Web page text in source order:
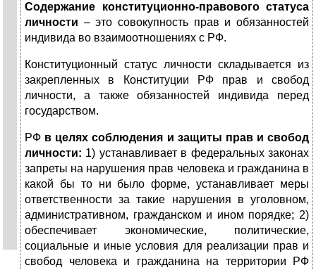
Содержание конституционно-правового статуса
личности – это совокупность прав и обязанностей
индивида во взаимоотношениях с РФ.
Конституционный статус личности складывается из
закрепленных в Конституции РФ прав и свобод
личности, а также обязанностей индивида перед
государством.
РФ в целях соблюдения и защиты прав и свобод
личности: 1) устанавливает в федеральных законах
запреты на нарушения прав человека и гражданина в
какой бы то ни было форме, устанавливает меры
ответственности за такие нарушения в уголовном,
административном, гражданском и ином порядке; 2)
обеспечивает экономические, политические,
социальные и иные условия для реализации прав и
свобод человека и гражданина на территории РФ